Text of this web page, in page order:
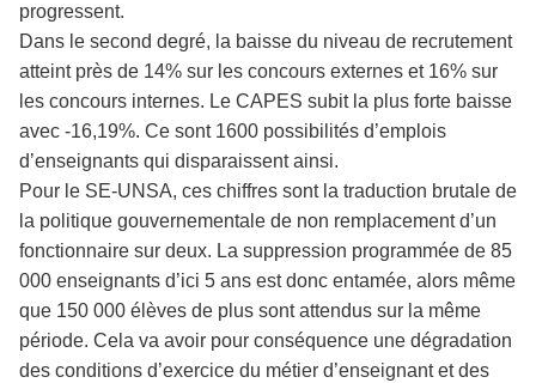
progressent.
Dans le second degré, la baisse du niveau de recrutement
atteint près de 14% sur les concours externes et 16% sur
les concours internes. Le CAPES subit la plus forte baisse
avec -16,19%. Ce sont 1600 possibilités d’emplois
d’enseignants qui disparaissent ainsi.
Pour le SE-UNSA, ces chiffres sont la traduction brutale de
la politique gouvernementale de non remplacement d’un
fonctionnaire sur deux. La suppression programmée de 85
000 enseignants d’ici 5 ans est donc entamée, alors même
que 150 000 élèves de plus sont attendus sur la même
période. Cela va avoir pour conséquence une dégradation
des conditions d’exercice du métier d’enseignant et des